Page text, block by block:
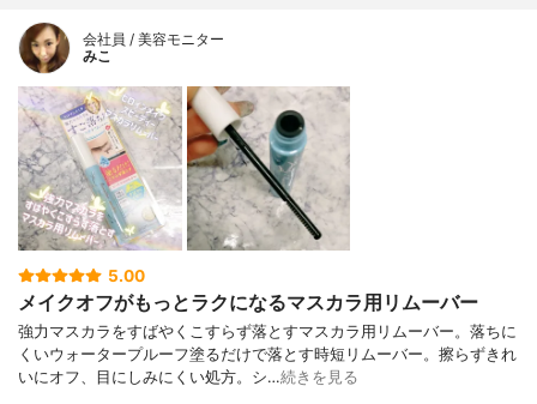
会社員 / 美容モニター
みこ
5.00
メイクオフがもっとラクになるマスカラ用リムーバー
強力マスカラをすばやくこすらず落とすマスカラ用リムーバー。落ちに
くいウォータープルーフ塗るだけで落とす時短リムーバー。擦らずきれ
いにオフ、目にしみにくい処方。シ…続きを見る